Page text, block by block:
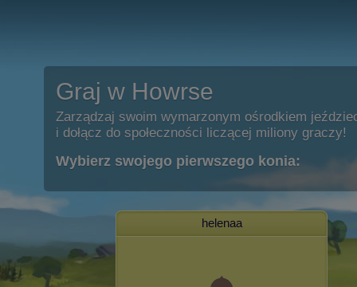
Graj w Howrse
Zarządzaj swoim wymarzonym ośrodkiem
i dołącz do społeczności liczącej miliony graczy!
Wybierz swojego pierwszego konia:
helenaa